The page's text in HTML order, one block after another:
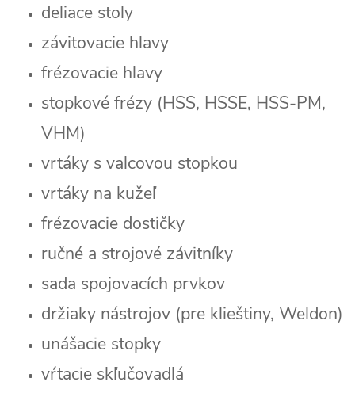
deliace stoly
závitovacie hlavy
frézovacie hlavy
stopkové frézy (HSS, HSSE, HSS-PM,
VHM)
vrtáky s valcovou stopkou
vrtáky na kužeľ
frézovacie dostičky
ručné a strojové závitníky
sada spojovacích prvkov
držiaky nástrojov (pre klieštiny, Weldon)
unášacie stopky
vŕtacie skľučovadlá